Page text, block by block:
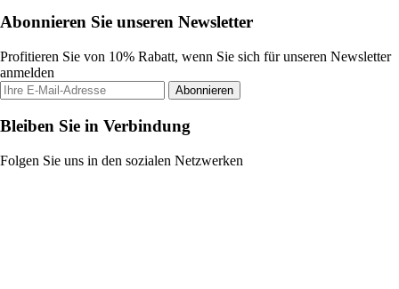
Abonnieren Sie unseren Newsletter
Profitieren Sie von 10% Rabatt, wenn Sie sich für unseren Newsletter
anmelden
Abonnieren
Bleiben Sie in Verbindung
Folgen Sie uns in den sozialen Netzwerken